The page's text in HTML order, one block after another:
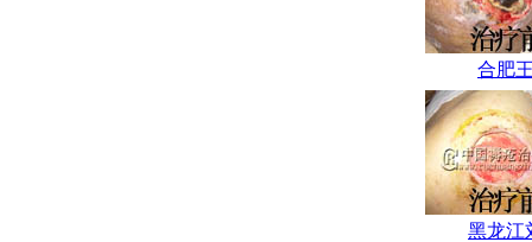
合肥
黑龙江